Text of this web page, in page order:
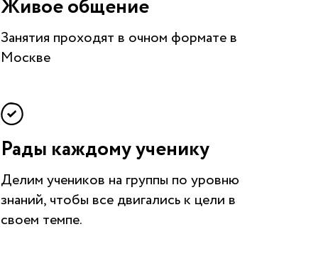
Живое общение
Занятия проходят в очном формате в
Москве
Рады каждому ученику
Делим учеников на группы по уровню
знаний, чтобы все двигались к цели в
своем темпе.